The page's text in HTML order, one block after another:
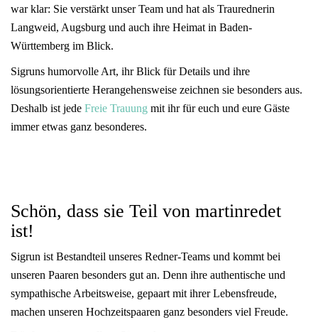
war klar: Sie verstärkt unser Team und hat als Traurednerin
Langweid, Augsburg und auch ihre Heimat in Baden-
Württemberg im Blick.
Sigruns humorvolle Art, ihr Blick für Details und ihre
lösungsorientierte Herangehensweise zeichnen sie besonders aus.
Deshalb ist jede Freie Trauung mit ihr für euch und eure Gäste
immer etwas ganz besonderes.
Schön, dass sie Teil von martinredet
ist!
Sigrun ist Bestandteil unseres Redner-Teams und kommt bei
unseren Paaren besonders gut an. Denn ihre authentische und
sympathische Arbeitsweise, gepaart mit ihrer Lebensfreude,
machen unseren Hochzeitspaaren ganz besonders viel Freude.